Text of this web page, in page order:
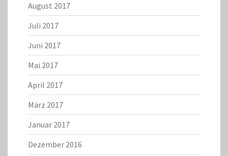
August 2017
Juli 2017
Juni 2017
Mai 2017
April 2017
März 2017
Januar 2017
Dezember 2016